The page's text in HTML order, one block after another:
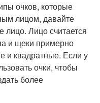
очков, которые
лицом, давайте
лицо. Лицо считается
и щеки примерно
и квадратные. Если у
очки, чтобы
более